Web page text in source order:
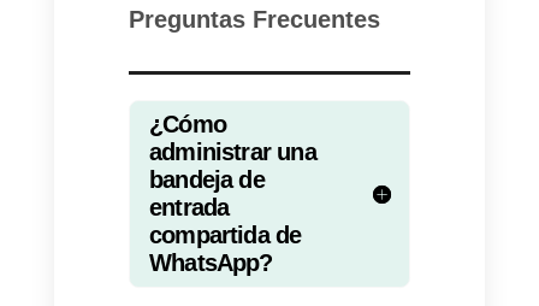
chat en tu sitio web, para permitir
a los usuarios del sitio iniciar un
chat en WhatsApp con solo un
clic.
Callbellnace para centralizar las
aplicaciones de mensajería